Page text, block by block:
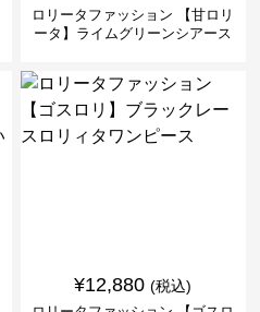
ロリータファッション 【甘ロリ
ータ】ライムグリーンシアース
¥12,880 (税込)